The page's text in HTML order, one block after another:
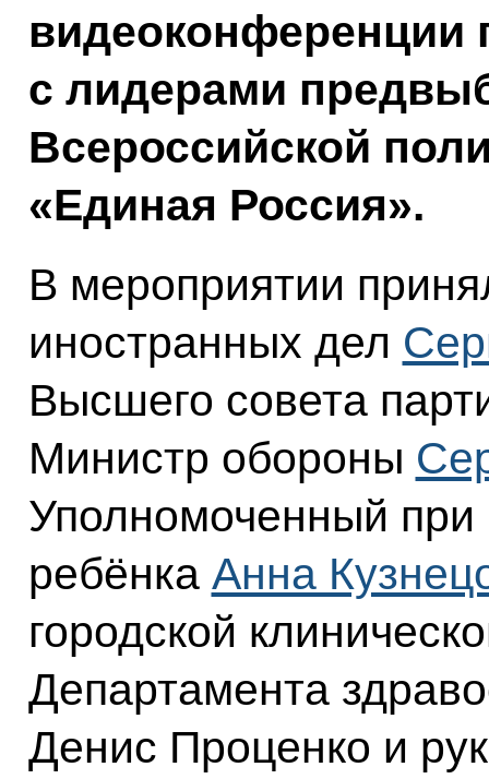
видеоконференции
с лидерами
Всероссийской
«Единая Россия».
В мероприятии
иностранных дел
Высшего совета
Министр обороны
Уполномоченный
ребёнка Анна
городской
Департамента
Денис Проценко и